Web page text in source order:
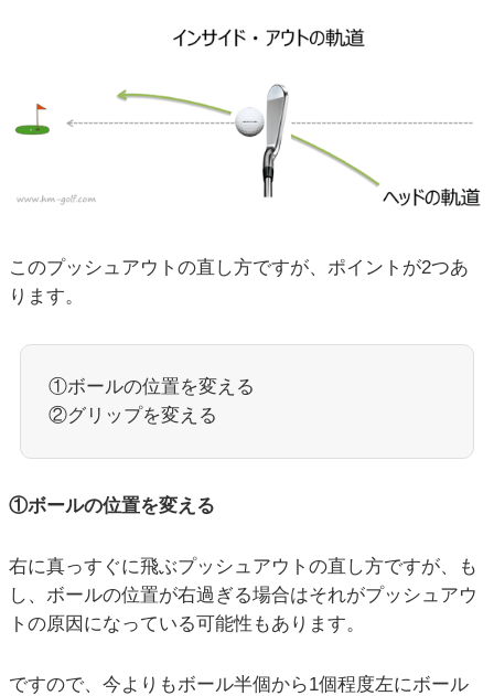
このプッシュアウトの直し方ですが、ポイントが2つあ
ります。
①ボールの位置を変える
②グリップを変える
①ボールの位置を変える
右に真っすぐに飛ぶプッシュアウトの直し方ですが、も
し、ボールの位置が右過ぎる場合はそれがプッシュアウ
トの原因になっている可能性もあります。
ですので、今よりもボール半個から1個程度左にボール